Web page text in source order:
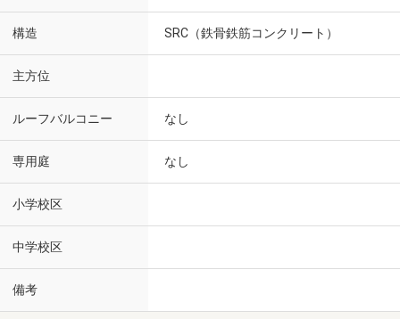
構造 SRC（鉄骨鉄筋コンクリート）
主方位
ルーフバルコニー なし
専用庭 なし
小学校区
中学校区
備考